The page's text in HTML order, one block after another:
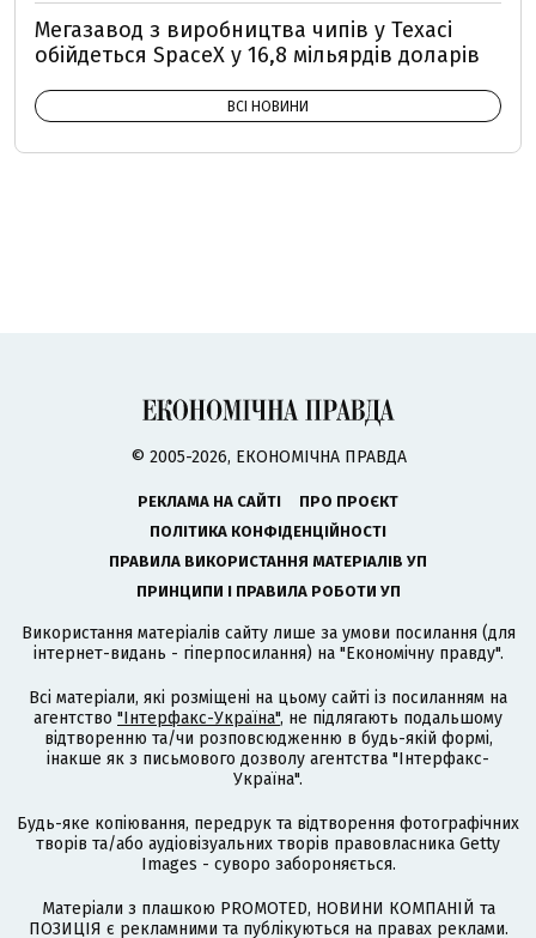
Мегазавод з виробництва чипів у Техасі
обійдеться SpaceX у 16,8 мільярдів доларів
ВСІ НОВИНИ
© 2005-2026, ЕКОНОМІЧНА ПРАВДА
РЕКЛАМА НА САЙТІ
ПРО ПРОЄКТ
ПОЛІТИКА КОНФІДЕНЦІЙНОСТІ
ПРАВИЛА ВИКОРИСТАННЯ МАТЕРІАЛІВ УП
ПРИНЦИПИ І ПРАВИЛА РОБОТИ УП
Використання матеріалів сайту лише за умови посилання (для
інтернет-видань - гіперпосилання) на "Економічну правду".
Всі матеріали, які розміщені на цьому сайті із посиланням на
агентство "Інтерфакс-Україна", не підлягають подальшому
відтворенню та/чи розповсюдженню в будь-якій формі,
інакше як з письмового дозволу агентства "Інтерфакс-
Україна".
Будь-яке копіювання, передрук та відтворення фотографічних
творів та/або аудіовізуальних творів правовласника Getty
Images - суворо забороняється.
Матеріали з плашкою PROMOTED, НОВИНИ КОМПАНІЙ та
ПОЗИЦІЯ є рекламними та публікуються на правах реклами.